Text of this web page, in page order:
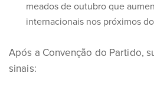
meados de outubro que
internacionais nos próximos
Após a Convenção do Partido,
sinais: